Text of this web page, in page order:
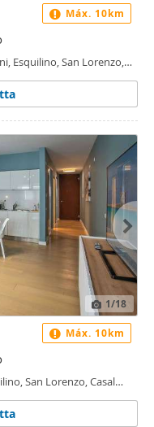
Esquilino, San Lorenzo,
Máx. 10km
1/18
San Lorenzo, Casal
Máx. 10km